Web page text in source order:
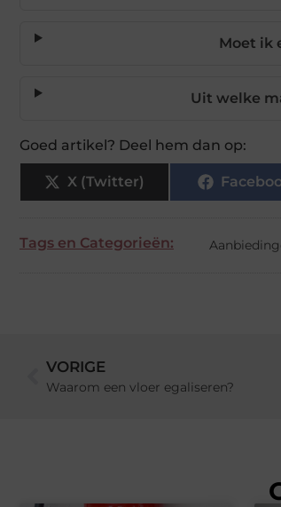
Moet ik
Uit welke
Goed artikel? Deel hem dan op:
X (Twitter)
Tags en Categorieën:
VORIGE
Waarom een vloer egaliseren?